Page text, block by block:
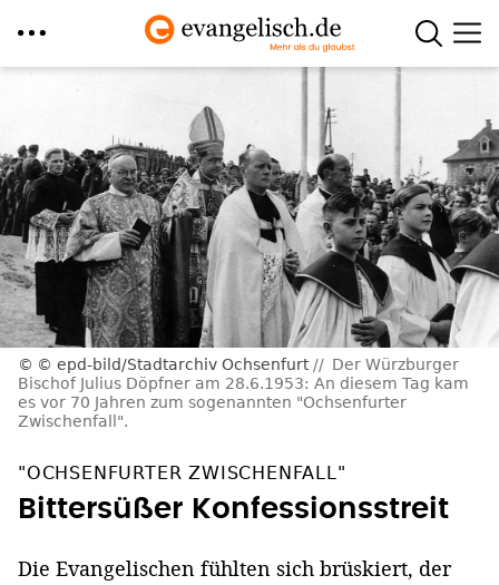
Inhalt
© epd-bild/Stadtarchiv Ochsenfurt
Der Würzburger
Bischof Julius Döpfner am 28.6.1953: An diesem Tag kam
es vor 70 Jahren zum sogenannten "Ochsenfurter
Zwischenfall".
"OCHSENFURTER ZWISCHENFALL"
Bittersüßer Konfessionsstreit
Die Evangelischen fühlten sich brüskiert, der